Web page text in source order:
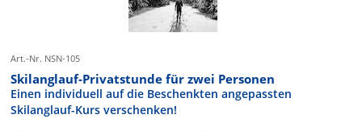
Art.-Nr. NSN-105
Skilanglauf-Privatstunde für zwei Personen
Einen individuell auf die Beschenkten angepassten
Skilanglauf-Kurs verschenken!